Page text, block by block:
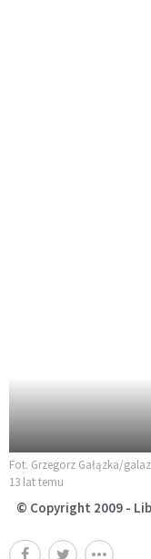
Fot. Grzegorz Gałązka/
13 lat temu
© Copyright 2009 -